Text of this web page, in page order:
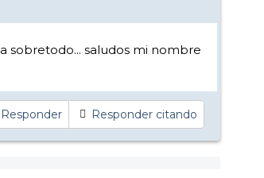
sobretodo... saludos mi nombre
Responder Responder citando